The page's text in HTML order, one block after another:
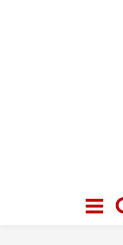
Toggle
navigation